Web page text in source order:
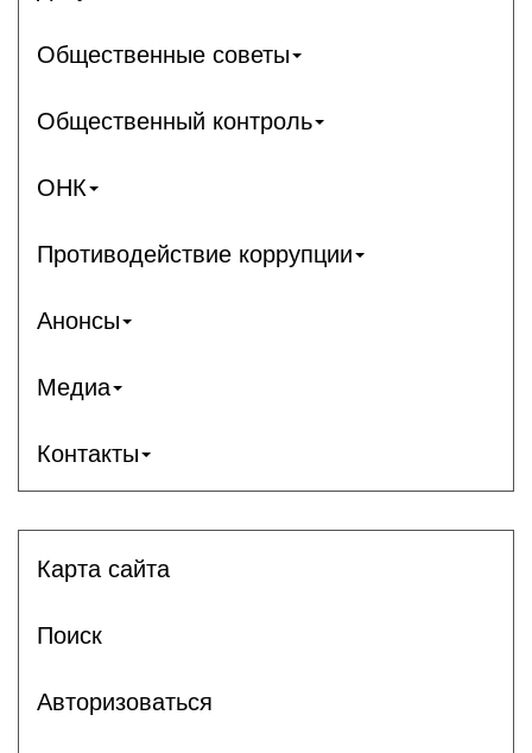
Общественные советы
Общественный контроль
ОНК
Противодействие коррупции
Анонсы
Медиа
Контакты
Карта сайта
Поиск
Авторизоваться